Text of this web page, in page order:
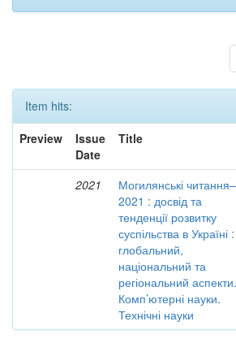
Item hits:
Preview
Issue
Date
Title
2021
Могилянські читання–
2021 : досвід та
тенденції розвитку
суспільства в Україні :
глобальний,
національний та
регіональний аспекти.
Комп’ютерні науки.
Технічні науки